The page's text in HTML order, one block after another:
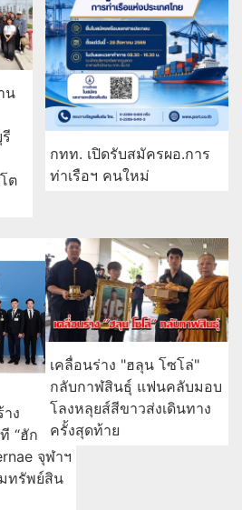
น
ต
กทท. เปิดรับสมัครผอ.การ
ท่าเรือฯ คนใหม่
ง
“ฮัก
จุฬาฯ
ทรัพย์สิน
เคลื่อนร่าง "ฮลุน โซโล่"
กลับกาฬสินธุ์ แฟนคลับมอบ
โลงหลุยส์สีขาวส่งเดินทาง
ครั้งสุดท้าย